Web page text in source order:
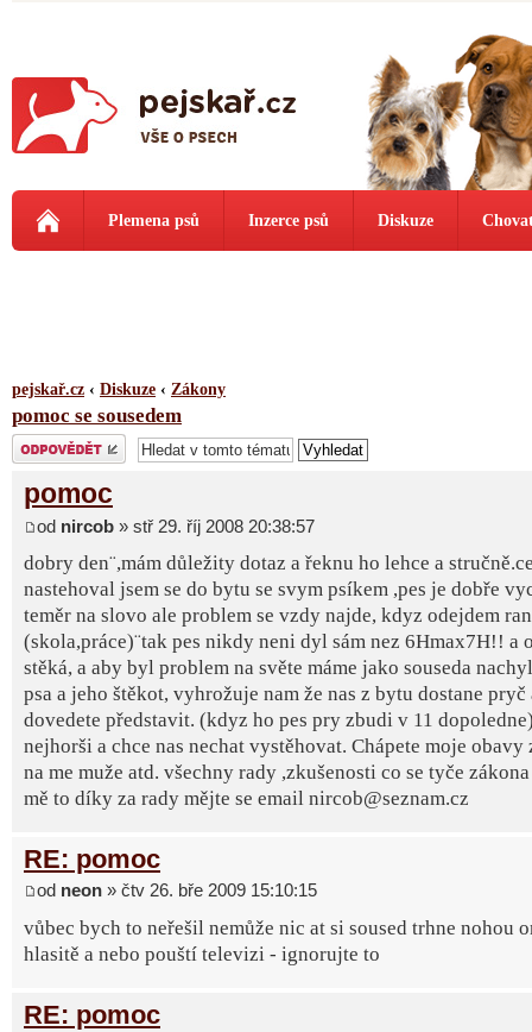
Plemena psů Inzerce psů Diskuze
pejskař.cz ‹ Diskuze ‹ Zákony
pomoc se sousedem
Odeslat odpověď
pomoc
od nircob » stř 29. říj 2008 20:38:57
dobry den¨,mám důležity dotaz a řeknu ho lehce a
nastehoval jsem se do bytu se svym psíkem ,pes je dobře
teměr na slovo ale problem se vzdy najde, kdyz odejdem
(skola,práce)¨tak pes nikdy neni dyl sám nez 6Hmax7H!! a
stěká, a aby byl problem na světe máme jako souseda
psa a jeho štěkot, vyhrožuje nam že nas z bytu dostane
dovedete představit. (kdyz ho pes pry zbudi v 11
nejhorši a chce nas nechat vystěhovat. Chápete moje
na me muže atd. všechny rady ,zkušenosti co se tyče
mě to díky za rady mějte se email nircob@seznam.cz
RE: pomoc
od neon » čtv 26. bře 2009 15:10:15
vůbec bych to neřešil nemůže nic at si soused trhne nohou
hlasitě a nebo pouští televizi - ignorujte to
RE: pomoc